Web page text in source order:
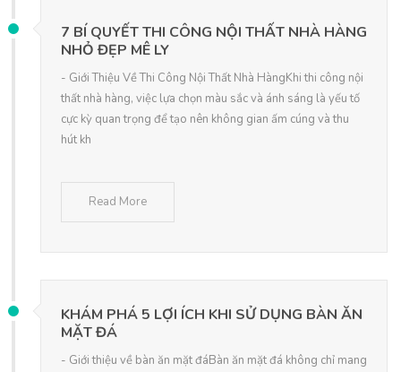
7 BÍ QUYẾT THI CÔNG NỘI THẤT NHÀ HÀNG
NHỎ ĐẸP MÊ LY
- Giới Thiệu Về Thi Công Nội Thất Nhà HàngKhi thi công nội
thất nhà hàng, việc lựa chọn màu sắc và ánh sáng là yếu tố
cực kỳ quan trọng để tạo nên không gian ấm cúng và thu
hút kh
Read More
KHÁM PHÁ 5 LỢI ÍCH KHI SỬ DỤNG BÀN ĂN
MẶT ĐÁ
- Giới thiệu về bàn ăn mặt đáBàn ăn mặt đá không chỉ mang